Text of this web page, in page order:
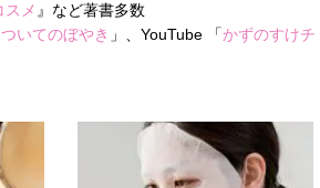
メ 』など著書多数
いてのぼやき 」、YouTube 「かずのすけチ